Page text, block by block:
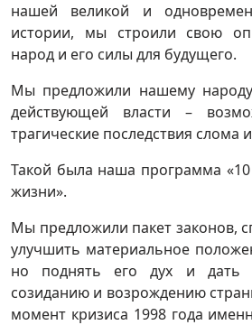
нашей великой и
истории, мы строили свою
народ и его силы для будущего.
Мы предложили нашему
действующей власти –
трагические последствия слома
Такой была наша программа
жизни».
Мы предложили пакет законов,
улучшить материальное
но поднять его дух и дать
созиданию и возрождению
момент кризиса 1998 года